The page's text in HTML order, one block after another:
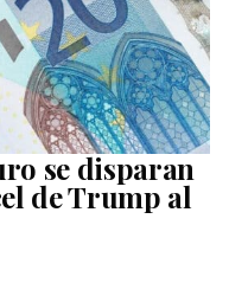
se disparan
de Trump al